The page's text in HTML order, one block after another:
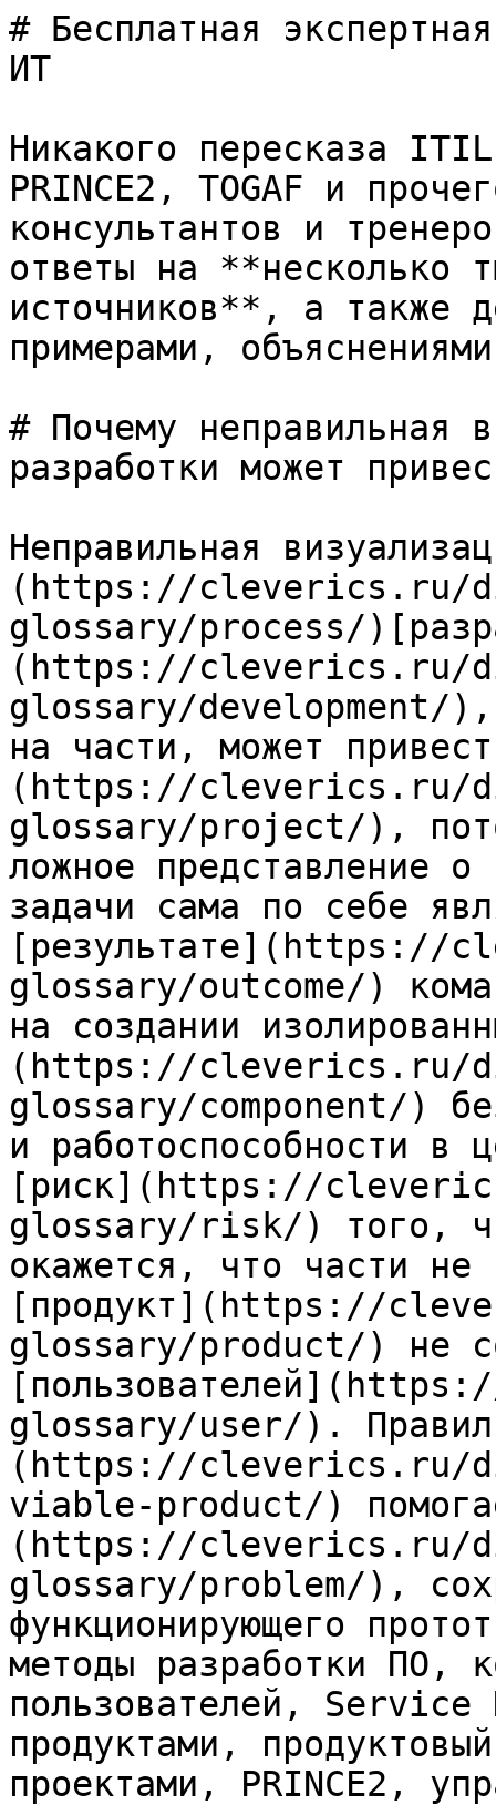
# Бесплатная
ИТ
Никакого пересказа
PRINCE2, TOGAF и
консультантов и
ответы на **несколько
источников**, а также
примерами,
# Почему неправильная
разработки может
Неправильная
(https://cleverics.ru/
glossary/process/
(https://cleverics.ru/
glossary/development/),
на части, может
(https://cleverics.ru/
glossary/project/),
ложное представление
задачи сама по себе
glossary/outcome/)
на создании
(https://cleverics.ru/
glossary/component/)
и работоспособности в
[риск](https://
glossary/risk/) того,
окажется, что части
[продукт](https://
glossary/product/) не
glossary/user/).
(https://cleverics.ru/
viable-product/)
(https://cleverics.ru/
glossary/problem/),
функционирующего
методы разработки ПО,
пользователей,
продуктами,
проектами, PRINCE2,